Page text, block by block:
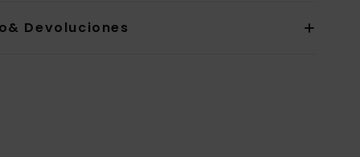
Devoluciones